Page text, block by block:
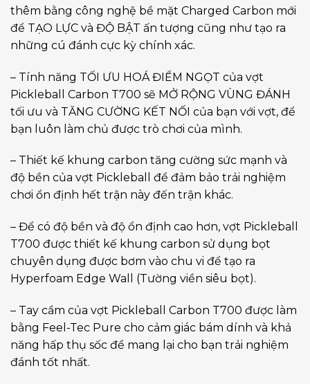
thêm bằng công nghệ bề mặt Charged Carbon mới
để TẠO LỰC và ĐỘ BẬT ấn tượng cũng như tạo ra
những cú đánh cực kỳ chính xác.
– Tính năng TỐI ƯU HOÁ ĐIỂM NGỌT của vợt
Pickleball Carbon T700 sẽ MỞ RỘNG VÙNG ĐÁNH
tối ưu và TĂNG CƯỜNG KẾT NỐI của bạn với vợt, để
bạn luôn làm chủ được trò chơi của mình.
– Thiết kế khung carbon tăng cường sức mạnh và
độ bền của vợt Pickleball để đảm bảo trải nghiệm
chơi ổn định hết trận này đến trận khác.
– Để có độ bền và độ ổn định cao hơn, vợt Pickleball
T700 được thiết kế khung carbon sử dụng bọt
chuyên dụng được bơm vào chu vi để tạo ra
Hyperfoam Edge Wall (Tường viền siêu bọt).
– Tay cầm của vợt Pickleball Carbon T700 được làm
bằng Feel-Tec Pure cho cảm giác bám dính và khả
năng hấp thụ sốc để mang lại cho bạn trải nghiệm
đánh tốt nhất.